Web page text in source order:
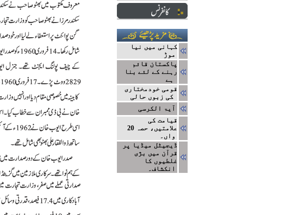
کہانی میں نیا
موڑ
پاکستان قائم
رہنے کے لئے بنا
قومی خودمختاری
کی زبوں حالی
آیۃ الکرسی
قیامت کی
علامتیں، حصہ 20
واں۔
ڈیجیٹل میڈیا پر
قرآن میں بژی
غلطیوں کا
انکشاف۔